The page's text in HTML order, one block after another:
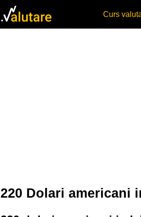
Curs
220 Dolari americani